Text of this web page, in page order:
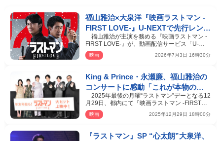
福山雅治×大泉洋『映画ラストマン -
FIRST LOVE-』U‐NEXTで先行レンタ
ル独占配信！ ドラマシリーズも独
占配信中
福山雅治が主演を務める『映画ラストマン -
FIRST LOVE-』が、動画配信サービス「U‐
NEXT」で本日7月3日よ…
映画 2026年7月3日 16時30分
King & Prince・永瀬廉、福山雅治の
コンサートに感動「これが本物のス
ターかと」
2025年最後の月曜“ラストマン”デーとなる12
月29日、都内にて『映画ラストマン -FIRST
LOVE-』の舞台あい…
映画 2025年12月29日 18時00分
『ラストマン』SP “心太朗”大泉洋、